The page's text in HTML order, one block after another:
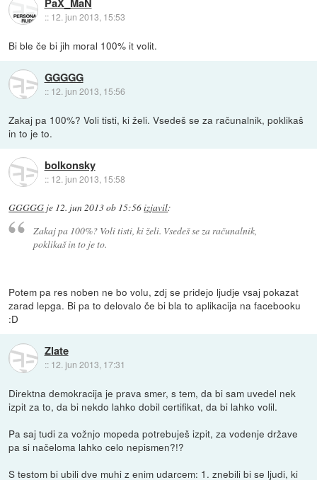
:: 12. jun 2013, 15:53
Bi ble če bi jih moral 100% it volit.
GGGGG
:: 12. jun 2013, 15:56
Zakaj pa 100%? Voli tisti, ki želi. Vsedeš se za računalnik, poklikaš
in to je to.
bolkonsky
:: 12. jun 2013, 15:58
GGGGG je 12. jun 2013 ob 15:56izjavil:
Zakaj pa 100%? Voli tisti, ki želi. Vsedeš se za računalnik,
poklikaš in to je to.
Potem pa res noben ne bo volu, zdj se pridejo ljudje vsaj pokazat
zarad lepga. Bi pa to delovalo če bi bla to aplikacija na facebooku
:D
Zlate
:: 12. jun 2013, 17:31
Direktna demokracija je prava smer, s tem, da bi sam uvedel nek
izpit za to, da bi nekdo lahko dobil certifikat, da bi lahko volil.
Pa saj tudi za vožnjo mopeda potrebuješ izpit, za vodenje države
pa si načeloma lahko celo nepismen?!?
S testom bi ubili dve muhi z enim udarcem: 1. znebili bi se ljudi, ki